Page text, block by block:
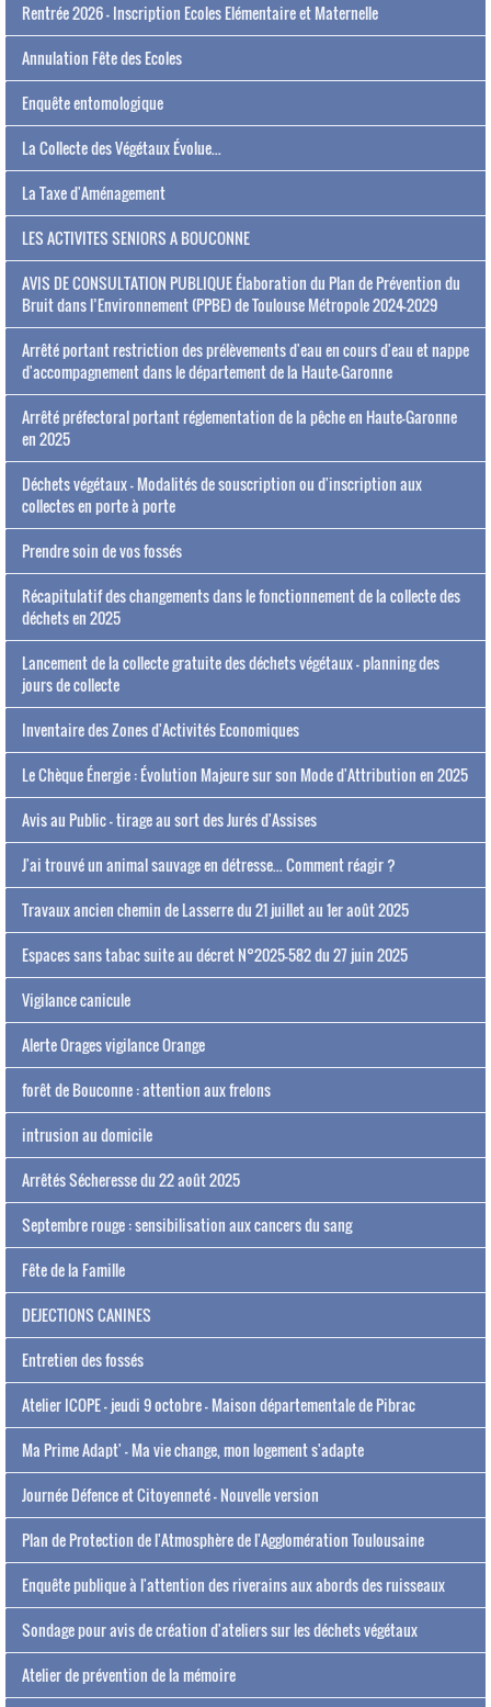
Rentrée 2026 - Inscription Ecoles Elémentaire et Maternelle
Annulation Fête des Ecoles
Enquête entomologique
La Collecte des Végétaux Évolue...
La Taxe d'Aménagement
LES ACTIVITES SENIORS A BOUCONNE
AVIS DE CONSULTATION PUBLIQUE Élaboration du Plan de Prévention du
Bruit dans l’Environnement (PPBE) de Toulouse Métropole 2024-2029
Arrêté portant restriction des prélèvements d'eau en cours d'eau et nappe
d'accompagnement dans le département de la Haute-Garonne
Arrêté préfectoral portant réglementation de la pêche en Haute-Garonne
en 2025
Déchets végétaux - Modalités de souscription ou d'inscription aux
collectes en porte à porte
Prendre soin de vos fossés
Récapitulatif des changements dans le fonctionnement de la collecte des
déchets en 2025
Lancement de la collecte gratuite des déchets végétaux - planning des
jours de collecte
Inventaire des Zones d'Activités Economiques
Le Chèque Énergie : Évolution Majeure sur son Mode d'Attribution en 2025
Avis au Public - tirage au sort des Jurés d'Assises
J'ai trouvé un animal sauvage en détresse... Comment réagir ?
Travaux ancien chemin de Lasserre du 21 juillet au 1er août 2025
Espaces sans tabac suite au décret N°2025-582 du 27 juin 2025
Vigilance canicule
Alerte Orages vigilance Orange
forêt de Bouconne : attention aux frelons
intrusion au domicile
Arrêtés Sécheresse du 22 août 2025
Septembre rouge : sensibilisation aux cancers du sang
Fête de la Famille
DEJECTIONS CANINES
Entretien des fossés
Atelier ICOPE - jeudi 9 octobre - Maison départementale de Pibrac
Ma Prime Adapt' - Ma vie change, mon logement s'adapte
Journée Défence et Citoyenneté - Nouvelle version
Plan de Protection de l'Atmosphère de l'Agglomération Toulousaine
Enquête publique à l'attention des riverains aux abords des ruisseaux
Sondage pour avis de création d'ateliers sur les déchets végétaux
Atelier de prévention de la mémoire